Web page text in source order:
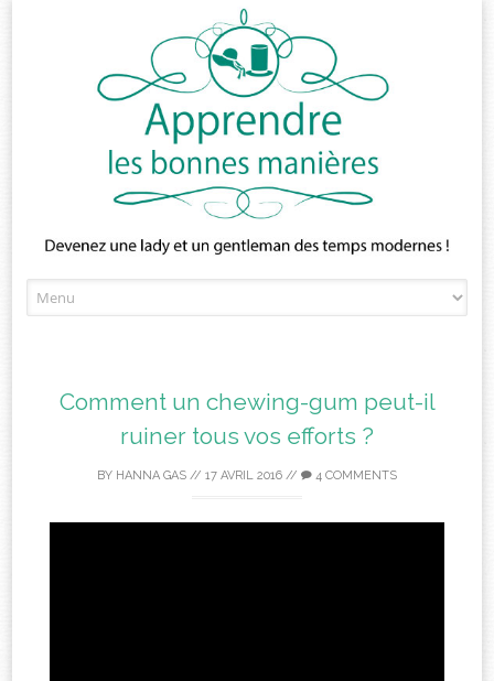
to
Comment un chewing-gum peut-il
ruiner tous vos efforts ?
BY HANNA GAS // 17 AVRIL 2016 // 4 COMMENTS